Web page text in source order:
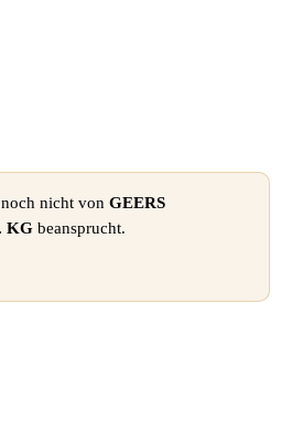
nicht von GEERS
KG beansprucht.